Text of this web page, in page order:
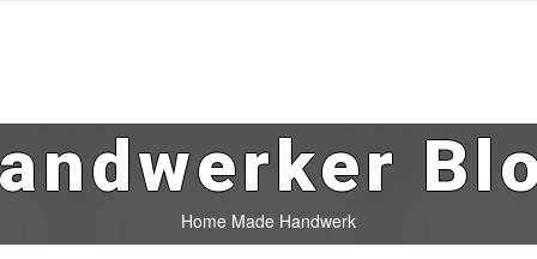
Home Made Handwerk